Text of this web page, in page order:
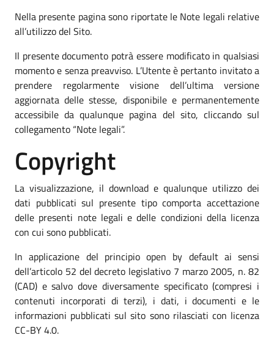
Nella presente pagina sono riportate le Note legali relative
all’utilizzo del Sito.
Il presente documento potrà essere modificato in qualsiasi
momento e senza preavviso. L’Utente è pertanto invitato a
prendere regolarmente visione dell’ultima versione
aggiornata delle stesse, disponibile e permanentemente
accessibile da qualunque pagina del sito, cliccando sul
collegamento “Note legali”.
Copyright
La visualizzazione, il download e qualunque utilizzo dei
dati pubblicati sul presente tipo comporta accettazione
delle presenti note legali e delle condizioni della licenza
con cui sono pubblicati.
In applicazione del principio open by default ai sensi
dell’articolo 52 del decreto legislativo 7 marzo 2005, n. 82
(CAD) e salvo dove diversamente specificato (compresi i
contenuti incorporati di terzi), i dati, i documenti e le
informazioni pubblicati sul sito sono rilasciati con licenza
CC-BY 4.0.